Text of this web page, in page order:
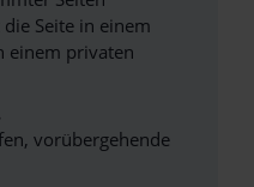
Seite in einem
einem privaten
vorübergehende